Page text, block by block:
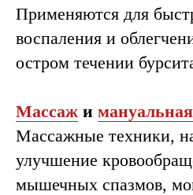
Применяются для
воспаления и
остром течении
Массаж и
Массажные техники,
улучшение
мышечных спазмов,